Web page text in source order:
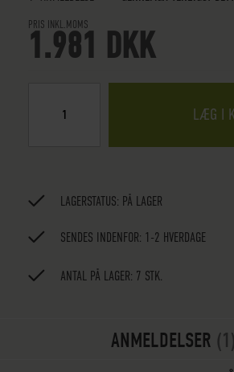
PRIS INKL.MOMS
1.981 DKK
LÆG I
LAGERSTATUS: PÅ LAGER
SENDES INDENFOR: 1-2 HVERDAGE
ANTAL PÅ LAGER: 7 STK.
ANMELDELSER 1